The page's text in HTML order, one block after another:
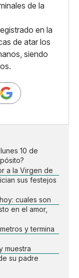
de la
en la
de atar los
siendo
10 de
a la Virgen de
sus festejos
cuales son
en el amor,
y termina
muestra
su padre